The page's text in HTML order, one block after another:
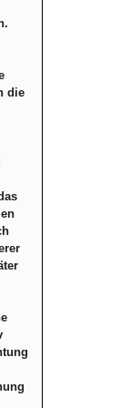
die